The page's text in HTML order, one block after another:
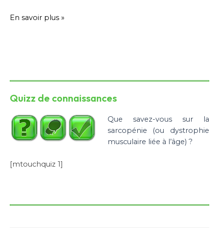
En savoir plus »
Quizz de connaissances
Que savez-vous sur la
sarcopénie (ou dystrophie
musculaire liée à l’âge) ?
[mtouchquiz 1]